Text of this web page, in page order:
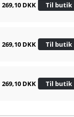
269,10 DKK Til butik
269,10 DKK Til butik
269,10 DKK Til butik